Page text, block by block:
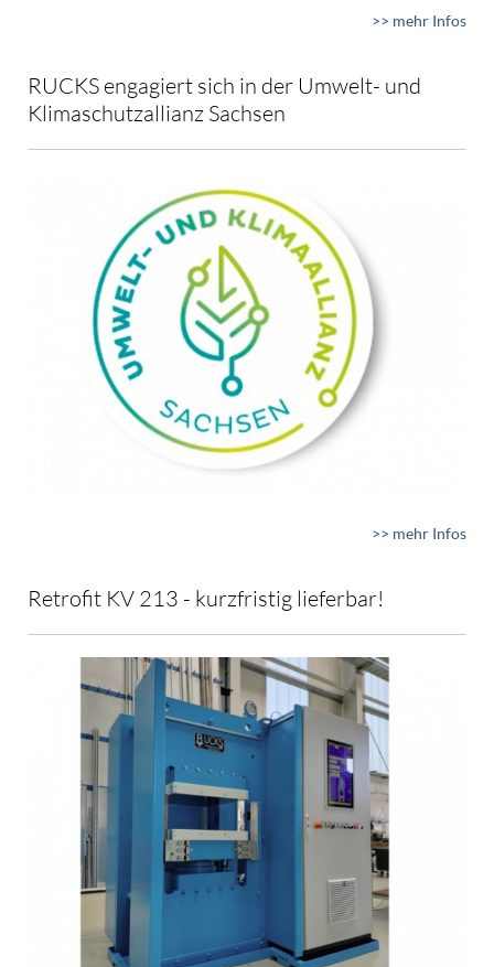
>> mehr Infos
RUCKS engagiert sich in der Umwelt- und
Klimaschutzallianz Sachsen
>> mehr Infos
Retrofit KV 213 - kurzfristig lieferbar!